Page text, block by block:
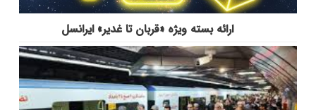
ارائه بسته ویژه «قربان تا غدیر» ایرانسل